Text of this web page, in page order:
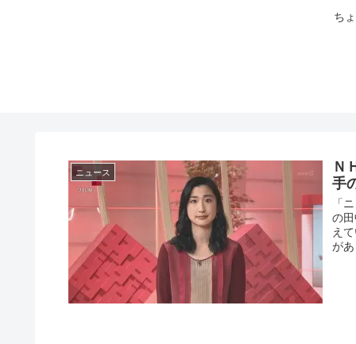
ち
ニュース
Ｎ
手
「
の
え
が